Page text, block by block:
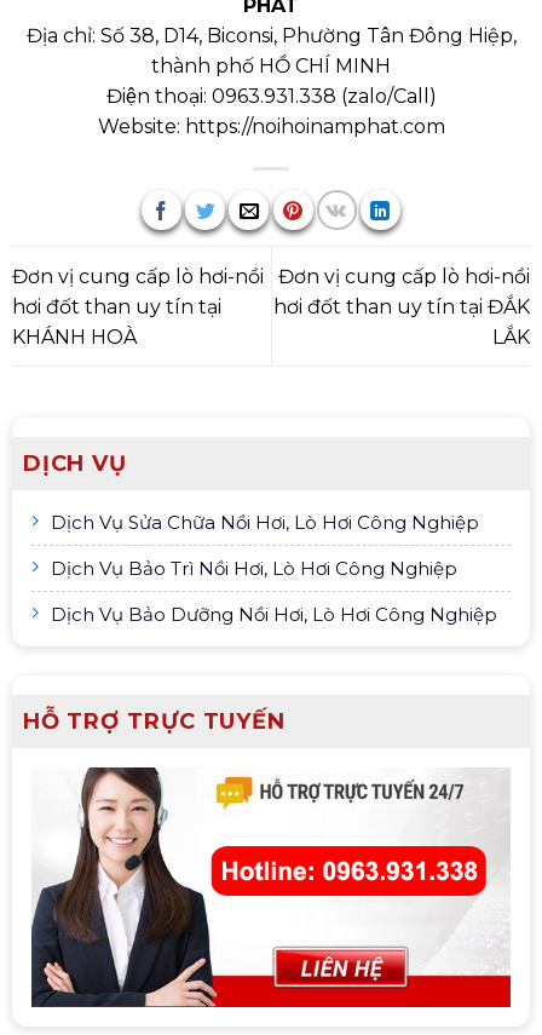
DỊCH VỤ
Dịch Vụ Sửa Chữa Nồi Hơi, Lò Hơi Công Nghiệp
Dịch Vụ Bảo Trì Nồi Hơi, Lò Hơi Công Nghiệp
Dịch Vụ Bảo Dưỡng Nồi Hơi, Lò Hơi Công Nghiệp
HỖ TRỢ TRỰC TUYẾN
PHÁT
Địa chỉ: Số 38, D14, Biconsi, Phường Tân Đông Hiệp,
thành phố HỒ CHÍ MINH
Điện thoại: 0963.931.338 (zalo/Call )
Website: https://noihoinamphat.com
Đơn vị cung cấp lò hơi-nồi
hơi đốt than uy tín tại
KHÁNH HOÀ
Đơn vị cung cấp lò hơi-nồi
hơi đốt than uy tín tại ĐẮK
LẮK